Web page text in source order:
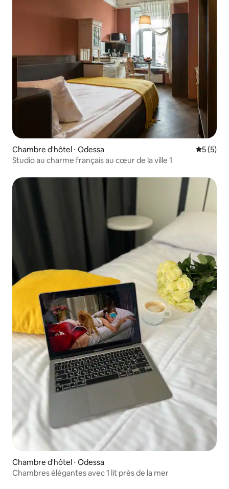
Chambre d'hôtel ⋅ Odessa
5 (5)
Studio au charme français au cœur de la ville 1
Chambre d'hôtel ⋅ Odessa
Chambres élégantes avec 1 lit près de la mer